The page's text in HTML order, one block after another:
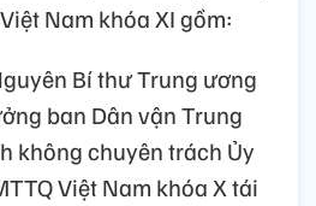
Nam khóa XI gồm:
Bí thư Trung ương
ban Dân vận Trung
không chuyên trách Ủy
Việt Nam khóa X tái